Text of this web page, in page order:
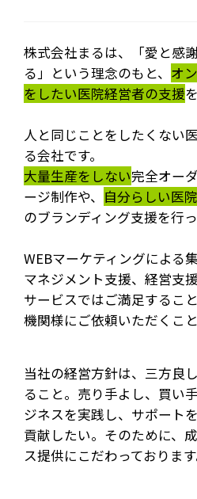
株式会社まるは、「愛と感
る」という理念のもと、 オ
をしたい医院経営者の支援
人と同じことをしたくない
る会社です。
大量生産をしない完全オー
ージ制作や、 自分らしい医
のブランディング支援を行っ
WEBマーケティングによる
マネジメント支援、経営支
サービスではご満足するこ
機関様にご依頼いただくこと
当社の経営方針は、三方良
ること。売り手よし、買い
ジネスを実践し、サポート
貢献したい。そのために、
ス提供にこだわっております